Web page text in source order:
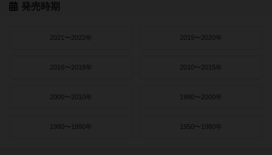
発売時期
2021〜2022年 2019〜2020年
2016〜2018年 2010〜2015年
2000〜2010年 1990〜2000年
1980〜1990年 1950〜1980年